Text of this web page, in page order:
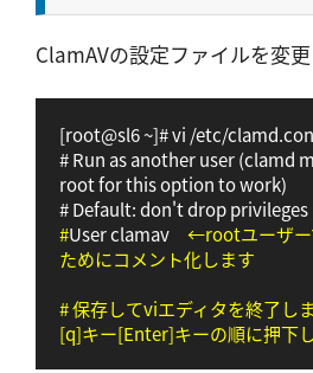
ClamAVの設定ファイルを変更
[root@sl6 ~]# vi /etc/
# Run as another user (clamd
root for this option to work)
#User clamav ←rootユーザー
ためにコメント化します
# 保存してviエディタを終了し
[q]キー[Enter]キーの順に押下